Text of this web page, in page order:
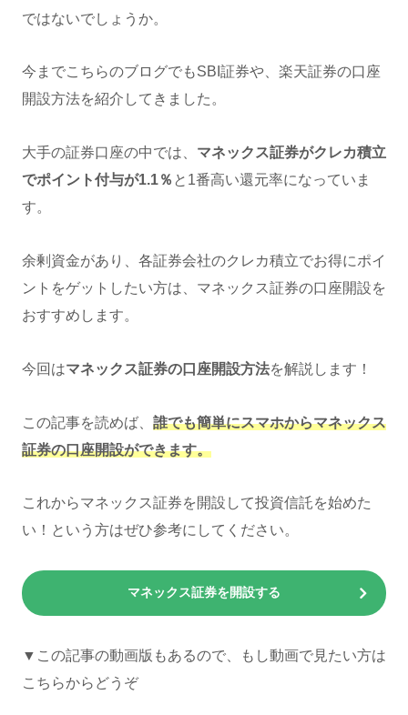
ではないでしょうか。
今までこちらのブログでもSBI証券や、楽天証券の口座
開設方法を紹介してきました。
大手の証券口座の中では、 マネックス証券がクレカ積立
でポイント付与が1.1％ と1番高い還元率になっていま
す。
余剰資金があり、各証券会社のクレカ積立でお得にポイ
ントをゲットしたい方は、マネックス証券の口座開設を
おすすめします。
今回はマネックス証券の口座開設方法を解説します！
この記事を読めば、 誰でも簡単にスマホからマネックス
証券の口座開設ができます。
これからマネックス証券を開設して投資信託を始めた
い！という方はぜひ参考にしてください。
マネックス証券を開設する
▼この記事の動画版もあるので、もし動画で見たい方は
こちらからどうぞ